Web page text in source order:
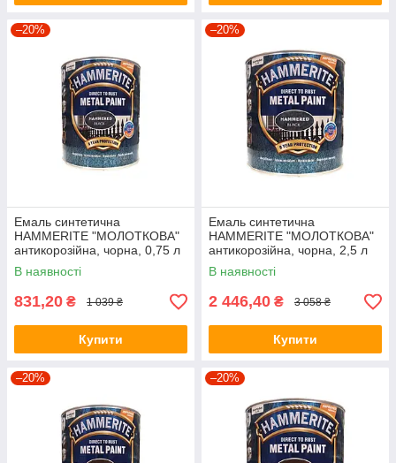
–20%
Емаль синтетична
HAMMERITE "МОЛОТКОВА"
антикорозійна, чорна, 0,75 л
В наявності
831,20 ₴ 1 039 ₴
Купити
–20%
Емаль синтетична
HAMMERITE "МОЛОТКОВА"
антикорозійна, чорна, 2,5 л
В наявності
2 446,40 ₴ 3 058 ₴
Купити
–20% –20%